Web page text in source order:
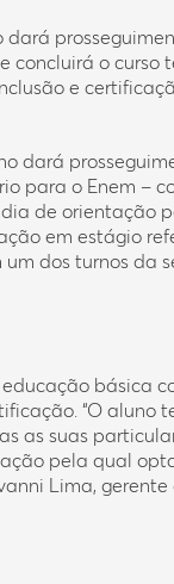
concluirá o curso
e
dará
para o Enem –
de orientação
em estágio
dos turnos da
básica
“O aluno
as suas
pela qual
Lima,